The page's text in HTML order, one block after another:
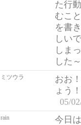
た行
むこ
を書
しい
しま
した
ミツウラ
おお
ょう
05/
rain
今日